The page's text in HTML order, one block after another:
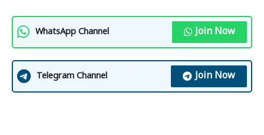
WhatsApp Channel Join Now
Telegram Channel Join Now